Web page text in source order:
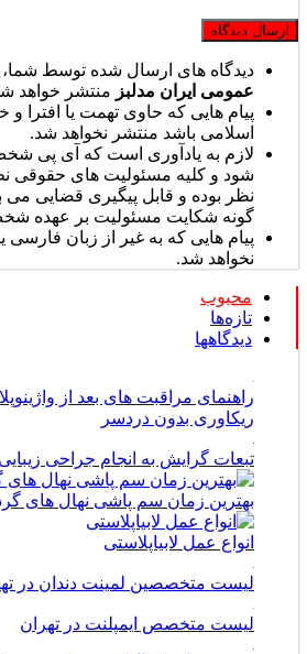
دیدگاه های ارسال شده توسط شما،
عمومی ایران مدلبز منتشر خواهد
پیام هایی که حاوی تهمت یا افترا
اسلامی باشد منتشر نخواهد شد.
لازم به یادآوری است که آی پی
شود و کلیه مسئولیت های
نظر بوده و قابل پیگیری قضایی
گونه شکایت مسئولیت بر عهده
پیام هایی که به غیر از زبان فارسی
نخواهد شد.
محبوب
تازه‌ها
دیدگاهها
راهنمای مراقبت های بعد از
ریکاوری بدون دردسر
تبعات گرایش به انجام جراحی
بهترین زمان سم پاشی نهال های
انواع عمل لابیاپلاستی
لیست متخصصین لمینت دندان در
لیست متخصص ایمپلنت در تهران